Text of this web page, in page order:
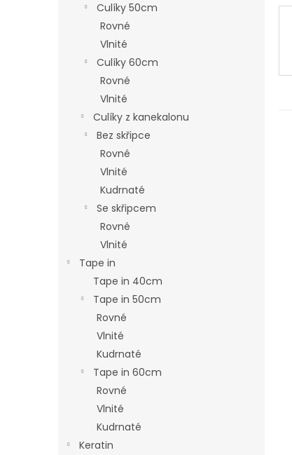
Culíky 50cm
Rovné
Vlnité
Culíky 60cm
Rovné
Vlnité
Culíky z kanekalonu
Bez skřipce
Rovné
Vlnité
Kudrnaté
Se skřipcem
Rovné
Vlnité
Tape in
Tape in 40cm
Tape in 50cm
Rovné
Vlnité
Kudrnaté
Tape in 60cm
Rovné
Vlnité
Kudrnaté
Keratin